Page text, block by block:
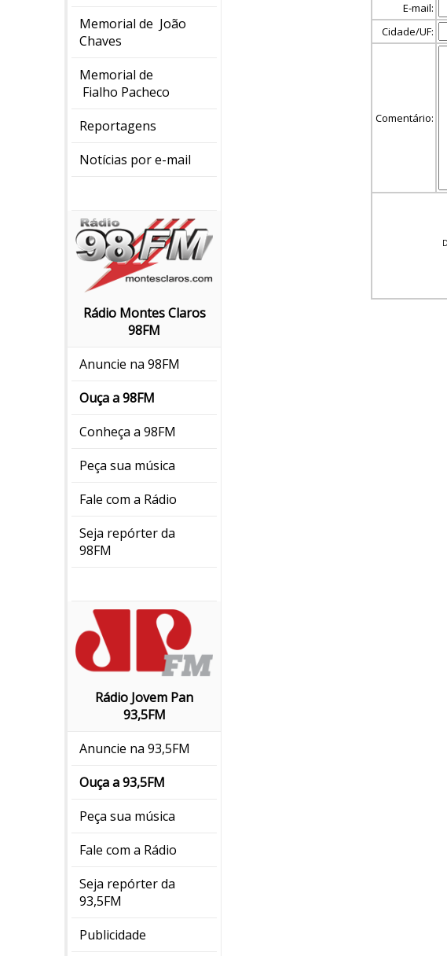
Memorial de João
Chaves
Memorial de
Fialho Pacheco
Reportagens
Notícias por e-mail
Rádio Montes Claros
98FM
Anuncie na 98FM
Ouça a 98FM
Conheça a 98FM
Peça sua música
Fale com a Rádio
Seja repórter da
98FM
Rádio Jovem Pan
93,5FM
Anuncie na 93,5FM
Ouça a 93,5FM
Peça sua música
Fale com a Rádio
Seja repórter da
93,5FM
Publicidade
E-mail:
Cidade/UF:
Comentário: